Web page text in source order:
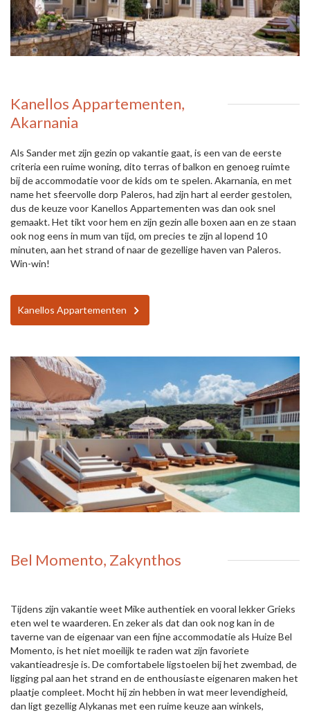
Kanellos Appartementen,
Akarnania
Als Sander met zijn gezin op vakantie gaat, is een van de eerste
criteria een ruime woning, dito terras of balkon en genoeg ruimte
bij de accommodatie voor de kids om te spelen. Akarnania, en met
name het sfeervolle dorp Paleros, had zijn hart al eerder gestolen,
dus de keuze voor Kanellos Appartementen was dan ook snel
gemaakt. Het tikt voor hem en zijn gezin alle boxen aan en ze staan
ook nog eens in mum van tijd, om precies te zijn al lopend 10
minuten, aan het strand of naar de gezellige haven van Paleros.
Win-win!
Kanellos Appartementen
Bel Momento, Zakynthos
Tijdens zijn vakantie weet Mike authentiek en vooral lekker Grieks
eten wel te waarderen. En zeker als dat dan ook nog kan in de
taverne van de eigenaar van een fijne accommodatie als Huize Bel
Momento, is het niet moeilijk te raden wat zijn favoriete
vakantieadresje is. De comfortabele ligstoelen bij het zwembad, de
ligging pal aan het strand en de enthousiaste eigenaren maken het
plaatje compleet. Mocht hij zin hebben in wat meer levendigheid,
dan ligt gezellig Alykanas met een ruime keuze aan winkels,